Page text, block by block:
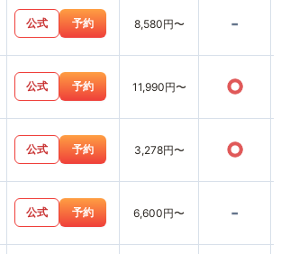
公式 予約 8,580円〜 -
公式 予約 11,990円〜 ○
公式 予約 3,278円〜 ○
公式 予約 6,600円〜 -